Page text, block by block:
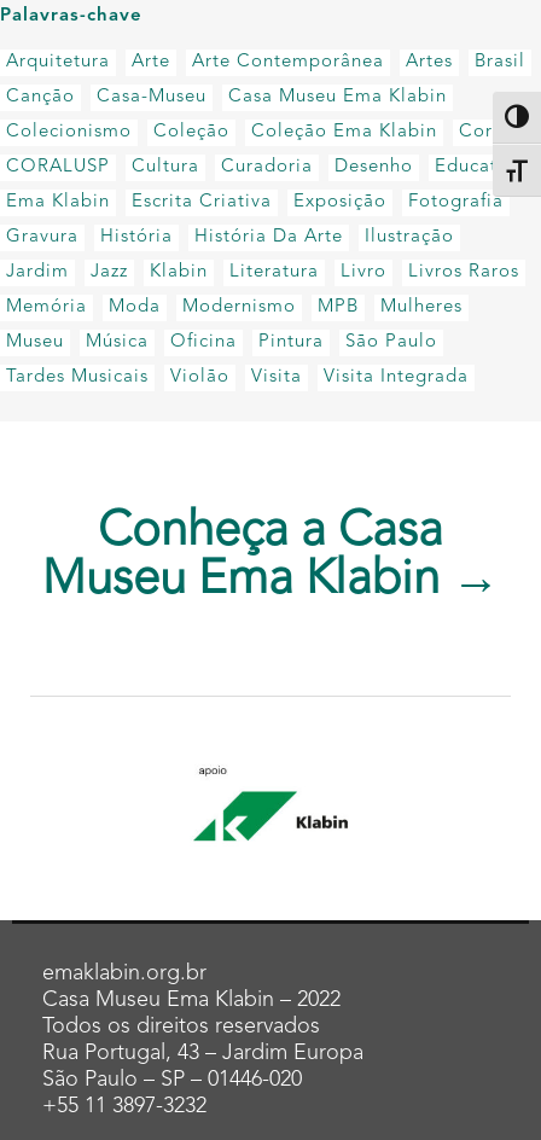
Palavras-chave
Arquitetura Arte Arte Contemporânea Artes
Brasil
Canção
Casa-Museu
Casa Museu Ema Klabin
Colecionismo
Coleção Coleção Ema Klabin
Coral
CORALUSP
Cultura Curadoria Desenho
Educativo
Ema Klabin
Escrita Criativa Exposição
Fotografia
Gravura
História História Da Arte
Ilustração
Jardim
Jazz Klabin Literatura Livro
Livros Raros
Memória
Moda Modernismo MPB
Mulheres
Museu
Música Oficina Pintura
São Paulo
Tardes Musicais
Violão Visita Visita Integrada
Conheça a Casa
Museu Ema Klabin →
emaklabin.org.br
Casa Museu Ema Klabin – 2022
Todos os direitos reservados
Rua Portugal, 43 – Jardim Europa
São Paulo – SP – 01446-020
+55 11 3897-3232